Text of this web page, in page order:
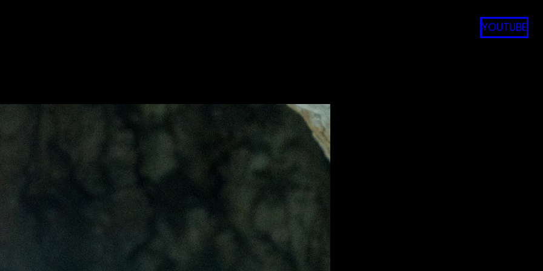
YOUTUBE